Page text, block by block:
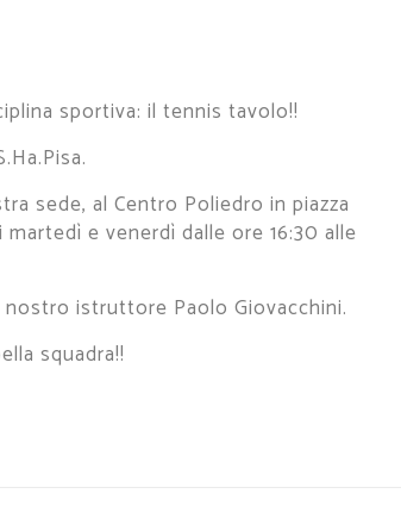
sportiva: il tennis tavolo!!
sede, al Centro Poliedro in piazza
e venerdì dalle ore 16:30 alle
istruttore Paolo Giovacchini.
squadra!!